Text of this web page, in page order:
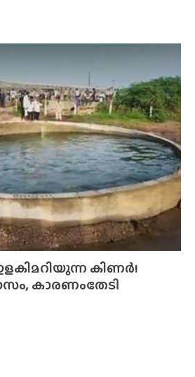
കിണർ!
കാരണംതേടി